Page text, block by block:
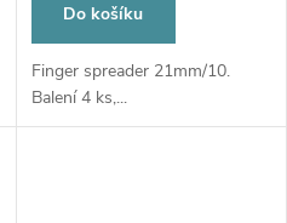
Do košíku
Finger spreader 21mm/10.
Balení 4 ks,...